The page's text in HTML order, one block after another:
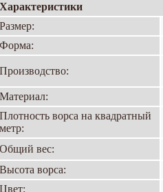
Характеристики
Размер:
Форма:
Производство:
Материал:
Плотность ворса на квадратный
метр:
Общий вес:
Высота ворса:
Цвет: